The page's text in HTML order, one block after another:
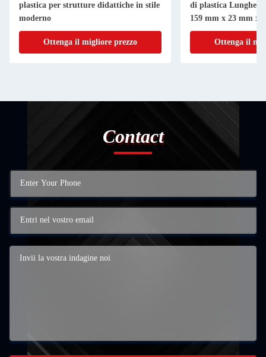
plastica per strutture didattiche in stile
moderno
Ottenga il migliore prezzo
di plastica
159 mm x 23 mm x
personalizzabile
Ottenga il
Contact